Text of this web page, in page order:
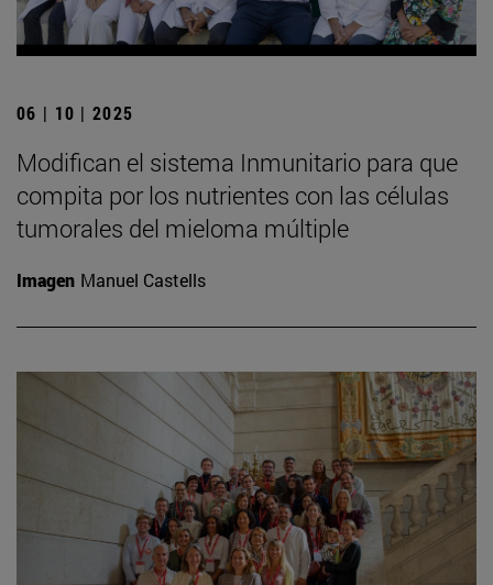
06 | 10 | 2025
Modifican el sistema Inmunitario para que
compita por los nutrientes con las células
tumorales del mieloma múltiple
Imagen Manuel Castells